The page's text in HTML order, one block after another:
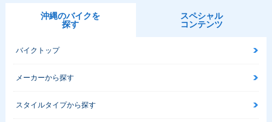
2008年 CB1300 SU
PER BOL D'OR・カ
PER BOL D'OR AB
2008年 CB1300 SU
PER BOL D'OR・マ
イナーチェンジ
沖縄のバイクを
探す
スペシャル
コンテンツ
バイクトップ
メーカーから探す
スタイルタイプから探す